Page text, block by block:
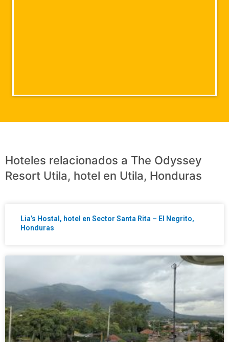
Hoteles relacionados a The Odyssey
Resort Utila, hotel en Utila, Honduras
Lia’s Hostal, hotel en Sector Santa Rita – El Negrito,
Honduras